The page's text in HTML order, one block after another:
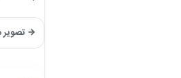
→ تصویر